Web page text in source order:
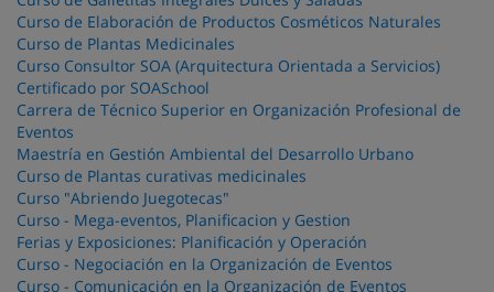
Curso de Elaboración de Productos Cosméticos Naturales
Curso de Plantas Medicinales
Curso Consultor SOA (Arquitectura Orientada a Servicios)
Certificado por SOASchool
Carrera de Técnico Superior en Organización Profesional de
Eventos
Maestría en Gestión Ambiental del Desarrollo Urbano
Curso de Plantas curativas medicinales
Curso "Abriendo Juegotecas"
Curso - Mega-eventos, Planificacion y Gestion
Ferias y Exposiciones: Planificación y Operación
Curso - Negociación en la Organización de Eventos
Curso - Comunicación en la Organización de Eventos